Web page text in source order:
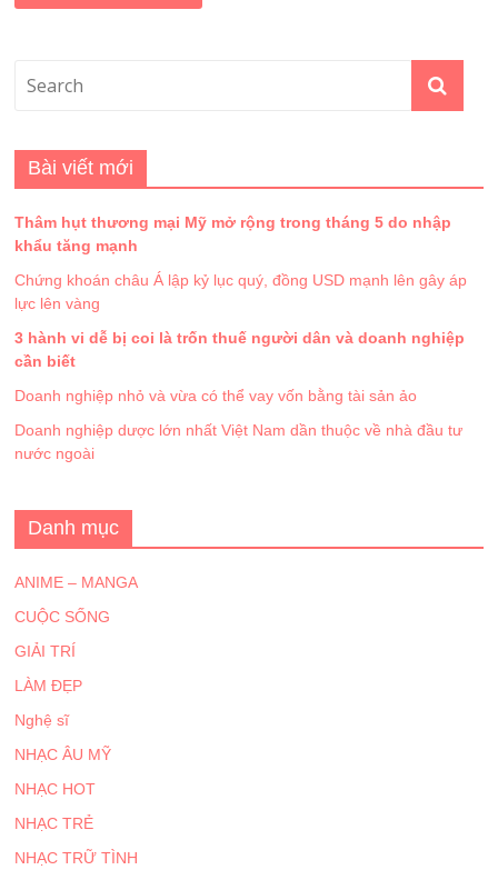
Bài viết mới
Thâm hụt thương mại Mỹ mở rộng trong tháng 5 do nhập
khẩu tăng mạnh
Chứng khoán châu Á lập kỷ lục quý, đồng USD mạnh lên gây áp
lực lên vàng
3 hành vi dễ bị coi là trốn thuế người dân và doanh nghiệp
cần biết
Doanh nghiệp nhỏ và vừa có thể vay vốn bằng tài sản ảo
Doanh nghiệp dược lớn nhất Việt Nam dần thuộc về nhà đầu tư
nước ngoài
Danh mục
ANIME – MANGA
CUỘC SỐNG
GIẢI TRÍ
LÀM ĐẸP
Nghệ sĩ
NHẠC ÂU MỸ
NHẠC HOT
NHẠC TRẺ
NHẠC TRỮ TÌNH